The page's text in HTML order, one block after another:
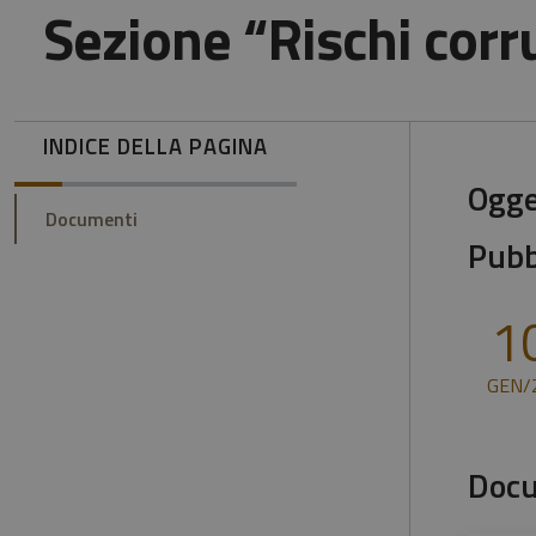
Sezione “Rischi
INDICE DELLA PAGINA
Documenti